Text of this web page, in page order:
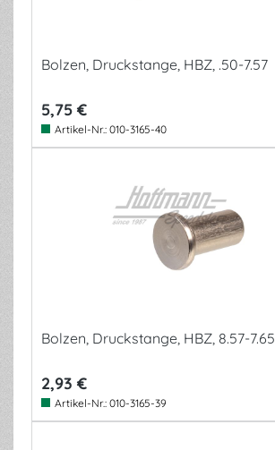
Bolzen, Druckstange, HBZ, .50-7.57
5,75 €
Artikel-Nr.: 010-3165-40
Bolzen, Druckstange, HBZ, 8.57-7.65
2,93 €
Artikel-Nr.: 010-3165-39